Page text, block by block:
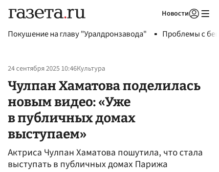
Новости
Покушение на главу "Уралдронзавода" Проблемы с
24 сентября 2025 10:46Культура
Чулпан Хаматова поделилась
новым видео: «Уже
в публичных домах
выступаем»
Актриса Чулпан Хаматова пошутила, что стала
выступать в публичных домах Парижа